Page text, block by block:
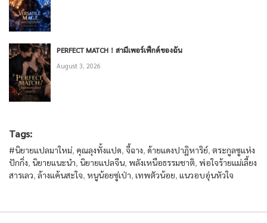
PERFECT MATCH！สามีเพอร์เฟ็กต์ของฉัน
August 3, 2026
Tags:
#นิยายแปลมาใหม่, คุณลุงทั้งแปด, จี้ฉาง, ด้ายแดงปาฏิหาริย์, ตระกูลซูแห่ง
ปักกิ่ง, นิยายแนะนำ, นิยายแปลจีน, พลังเหนือธรรมชาติ, พ่อใจร้ายแม่เลี้ยง
สารเลว, ล้างแค้นสะใจ, หนูน้อยซู่เป่า, เทพตัวน้อย, แนวอบอุ่นหัวใจ